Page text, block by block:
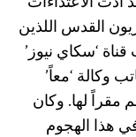
القدس اللذين
‘سكاي نيوز’
وكالة ‘معاً’
مقراً لها. وكان
هذا الهجوم